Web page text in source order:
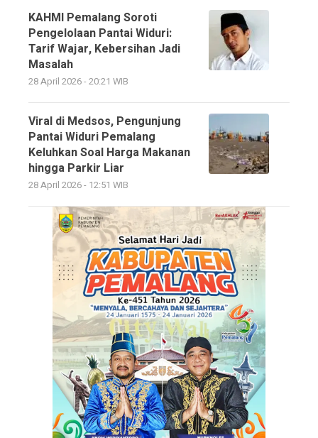
KAHMI Pemalang Soroti
Pengelolaan Pantai Widuri:
Tarif Wajar, Kebersihan Jadi
Masalah
28 April 2026 - 20:21 WIB
Viral di Medsos, Pengunjung
Pantai Widuri Pemalang
Keluhkan Soal Harga Makanan
hingga Parkir Liar
28 April 2026 - 12:51 WIB